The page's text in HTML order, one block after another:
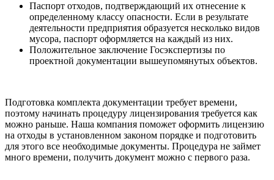
Паспорт отходов, подтверждающий их отнесение к
определенному классу опасности. Если в результате
деятельности предприятия образуется несколько видов
мусора, паспорт оформляется на каждый из них.
Положительное заключение Госэкспертизы по
проектной документации вышеупомянутых объектов.
Подготовка комплекта документации требует времени,
поэтому начинать процедуру лицензирования требуется как
можно раньше. Наша компания поможет оформить лицензию
на отходы в установленном законом порядке и подготовить
для этого все необходимые документы. Процедура не займет
много времени, получить документ можно с первого раза.